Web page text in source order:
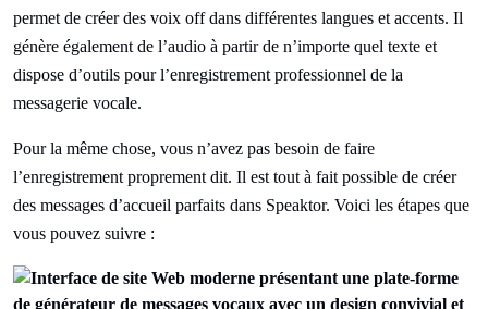
permet de créer des voix off dans différentes langues et accents. Il
génère également de l’audio à partir de n’importe quel texte et
dispose d’outils pour l’enregistrement professionnel de la
messagerie vocale.
Pour la même chose, vous n’avez pas besoin de faire
l’enregistrement proprement dit. Il est tout à fait possible de créer
des messages d’accueil parfaits dans Speaktor. Voici les étapes que
vous pouvez suivre :